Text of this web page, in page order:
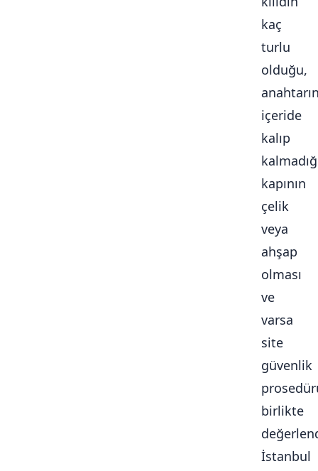
kaç
turlu
olduğu,
içeride
kalıp
kapının
çelik
veya
ahşap
olması
ve
varsa
site
güvenlik
birlikte
İstanbul